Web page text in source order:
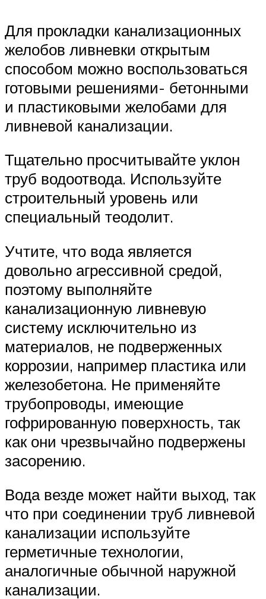
Для прокладки канализационных
желобов ливневки открытым
способом можно воспользоваться
готовыми решениями- бетонными
и пластиковыми желобами для
ливневой канализации.
Тщательно просчитывайте уклон
труб водоотвода. Используйте
строительный уровень или
специальный теодолит.
Учтите, что вода является
довольно агрессивной средой,
поэтому выполняйте
канализационную ливневую
систему исключительно из
материалов, не подверженных
коррозии, например пластика или
железобетона. Не применяйте
трубопроводы, имеющие
гофрированную поверхность, так
как они чрезвычайно подвержены
засорению.
Вода везде может найти выход, так
что при соединении труб ливневой
канализации используйте
герметичные технологии,
аналогичные обычной наружной
канализации.